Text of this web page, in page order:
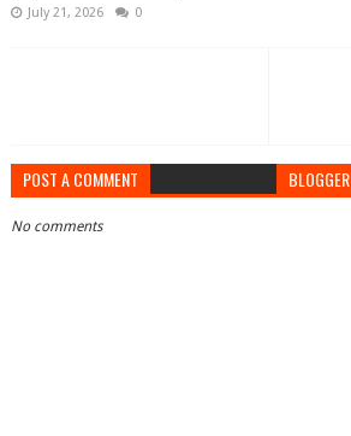
July 21, 2026 0
POST A COMMENT BLOGGER
No comments